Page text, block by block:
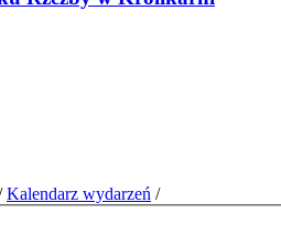
Kalendarz wydarzeń /